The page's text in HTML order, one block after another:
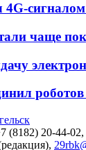
чаще
20-44-02,